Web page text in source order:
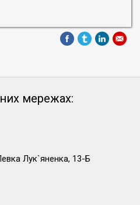
мережах:
Лук`яненка, 13-Б